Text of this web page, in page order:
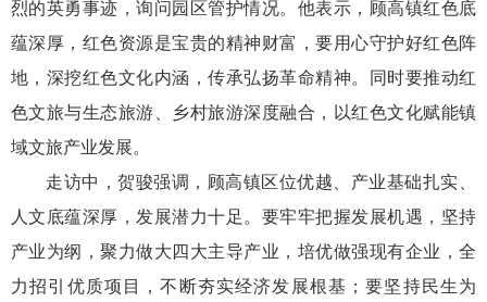
烈的英勇事迹，询问园区管护情况。他表示，顾高镇红色底
蕴深厚，红色资源是宝贵的精神财富，要用心守护好红色阵
地，深挖红色文化内涵，传承弘扬革命精神。同时要推动红
色文旅与生态旅游、乡村旅游深度融合，以红色文化赋能镇
域文旅产业发展。
走访中，贺骏强调，顾高镇区位优越、产业基础扎实、
人文底蕴深厚，发展潜力十足。要牢牢把握发展机遇，坚持
产业为纲，聚力做大四大主导产业，培优做强现有企业，全
力招引优质项目，不断夯实经济发展根基；要坚持民生为